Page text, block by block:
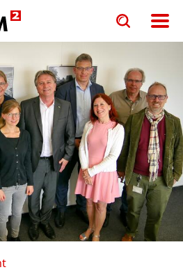
Toggle
search
input
Toggle
search
input